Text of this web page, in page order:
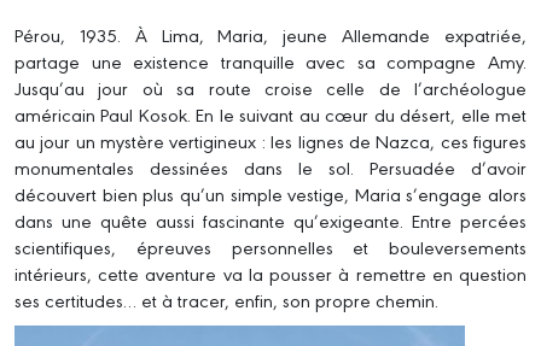
Pérou, 1935. À Lima, Maria, jeune Allemande expatriée,
partage une existence tranquille avec sa compagne Amy.
Jusqu’au jour où sa route croise celle de l’archéologue
américain Paul Kosok. En le suivant au cœur du désert, elle met
au jour un mystère vertigineux : les lignes de Nazca, ces figures
monumentales dessinées dans le sol. Persuadée d’avoir
découvert bien plus qu’un simple vestige, Maria s’engage alors
dans une quête aussi fascinante qu’exigeante. Entre percées
scientifiques, épreuves personnelles et bouleversements
intérieurs, cette aventure va la pousser à remettre en question
ses certitudes… et à tracer, enfin, son propre chemin.